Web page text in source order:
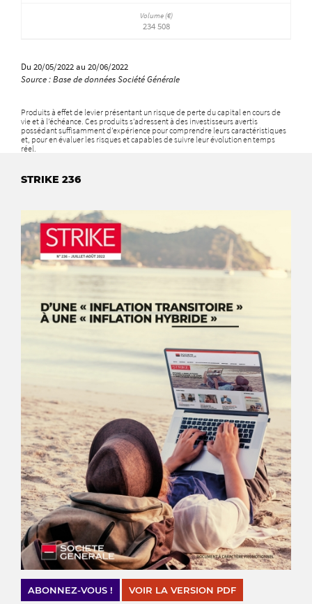
234 508
Du 20/05/2022 au 20/06/2022
Source : Base de données Société Générale
Produits à effet de levier présentant un risque de perte du capital en cours de
vie et à l’échéance. Ces produits s’adressent à des investisseurs avertis
possédant suffisamment d’expérience pour comprendre leurs caractéristiques
et, pour en évaluer les risques et capables de suivre leur évolution en temps
réel.
STRIKE 236
ABONNEZ-VOUS ! VOIR LA VERSION PDF